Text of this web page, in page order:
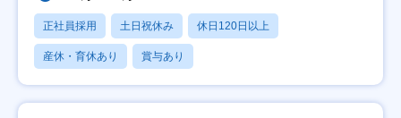
正社員採用 土日祝休み 休日120日以上
産休・育休あり 賞与あり